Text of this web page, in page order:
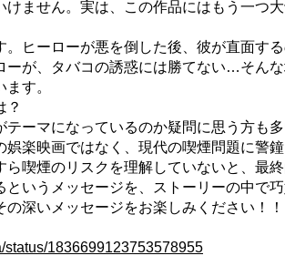
けません。実は、この作品にはもう一つ
。ヒーローが悪を倒した後、彼が直面す
ーが、タバコの誘惑には勝てない…そん
す。
？
テーマになっているのか疑問に思う方も
娯楽映画ではなく、現代の喫煙問題に警
喫煙のリスクを理解していないと、最
いうメッセージを、ストーリーの中で
深いメッセージをお楽しみください！！
status/1836699123753578955